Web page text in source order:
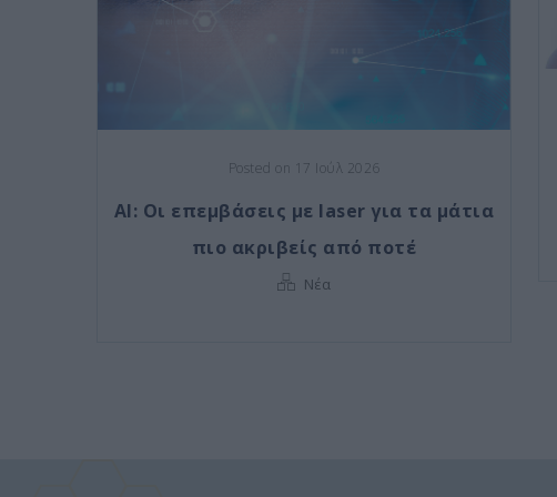
Posted on 17 Ιούλ 2026
AI: Οι επεμβάσεις με laser για τα μάτια
πιο ακριβείς από ποτέ
Νέα